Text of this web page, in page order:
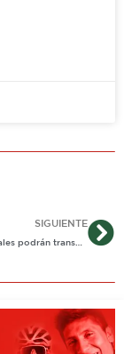
SIGUIENTE
Testigos electorales podrán transmitir en vivo preconteo de votos y escrutinio